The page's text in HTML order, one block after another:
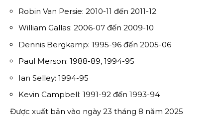
Robin Van Persie: 2010-11 đến 2011-12
William Gallas: 2006-07 đến 2009-10
Dennis Bergkamp: 1995-96 đến 2005-06
Paul Merson: 1988-89, 1994-95
Ian Selley: 1994-95
Kevin Campbell: 1991-92 đến 1993-94
Được xuất bản vào ngày 23 tháng 8 năm 2025